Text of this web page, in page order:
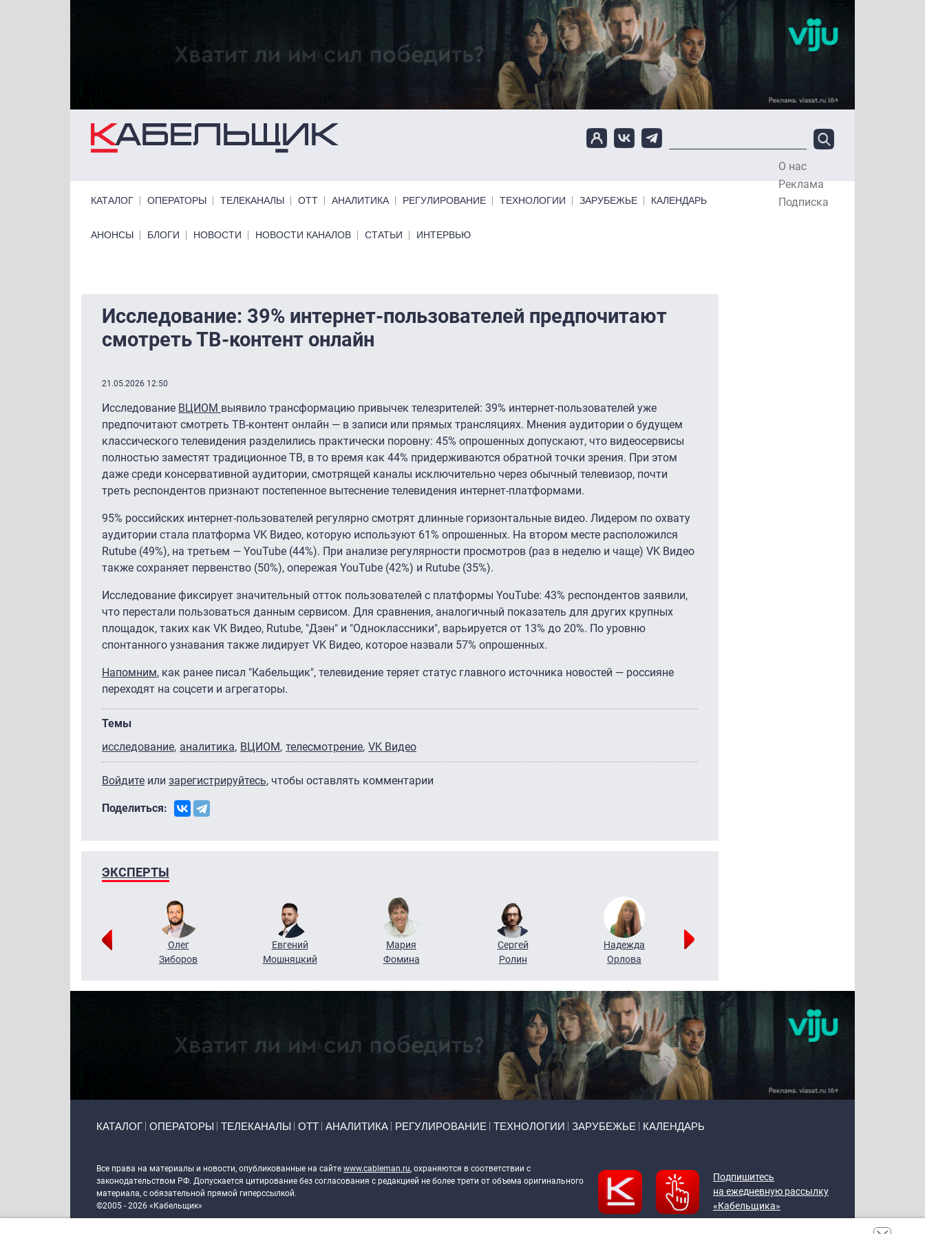
О нас
Реклама
Подписка
КАТАЛОГ ОПЕРАТОРЫ ТЕЛЕКАНАЛЫ ОТТ АНАЛИТИКА РЕГУЛИРОВАНИЕ ТЕХНОЛОГИИ ЗАРУБЕЖЬЕ КАЛЕНДАРЬ
Primary links bottom
АНОНСЫ БЛОГИ НОВОСТИ НОВОСТИ КАНАЛОВ СТАТЬИ ИНТЕРВЬЮ
Исследование: 39% интернет-пользователей предпочитают
смотреть ТВ-контент онлайн
21.05.2026 12:50
Исследование ВЦИОМ выявило трансформацию привычек телезрителей: 39% интернет-пользователей уже
предпочитают смотреть ТВ-контент онлайн — в записи или прямых трансляциях. Мнения аудитории о будущем
классического телевидения разделились практически поровну: 45% опрошенных допускают, что видеосервисы
полностью заместят традиционное ТВ, в то время как 44% придерживаются обратной точки зрения. При этом
даже среди консервативной аудитории, смотрящей каналы исключительно через обычный телевизор, почти
треть респондентов признают постепенное вытеснение телевидения интернет-платформами.
95% российских интернет-пользователей регулярно смотрят длинные горизонтальные видео. Лидером по охвату
аудитории стала платформа VK Видео, которую используют 61% опрошенных. На втором месте расположился
Rutube (49%), на третьем — YouTube (44%). При анализе регулярности просмотров (раз в неделю и чаще) VK Видео
также сохраняет первенство (50%), опережая YouTube (42%) и Rutube (35%).
Исследование фиксирует значительный отток пользователей с платформы YouTube: 43% респондентов заявили,
что перестали пользоваться данным сервисом. Для сравнения, аналогичный показатель для других крупных
площадок, таких как VK Видео, Rutube, "Дзен" и "Одноклассники", варьируется от 13% до 20%. По уровню
спонтанного узнавания также лидирует VK Видео, которое назвали 57% опрошенных.
Напомним, как ранее писал "Кабельщик", телевидение теряет статус главного источника новостей — россияне
переходят на соцсети и агрегаторы.
Темы
исследование аналитика ВЦИОМ телесмотрение VK Видео
Войдите или зарегистрируйтесь, чтобы оставлять комментарии
Поделиться:
ЭКСПЕРТЫ
Олег
Зиборов
Евгений
Мошняцкий
Мария
Фомина
Сергей
Ролин
Надежда
Орлова
КАТАЛОГ ОПЕРАТОРЫ ТЕЛЕКАНАЛЫ ОТТ АНАЛИТИКА РЕГУЛИРОВАНИЕ ТЕХНОЛОГИИ ЗАРУБЕЖЬЕ КАЛЕНДАРЬ
Все права на материалы и новости, опубликованные на сайте www.cableman.ru, охраняются в соответствии с
законодательством РФ. Допускается цитирование без согласования с редакцией не более трети от объема оригинального
материала, с обязательной прямой гиперссылкой.
©2005 - 2026 «Кабельщик»
Подпишитесь
на ежедневную рассылку
«Кабельщика»